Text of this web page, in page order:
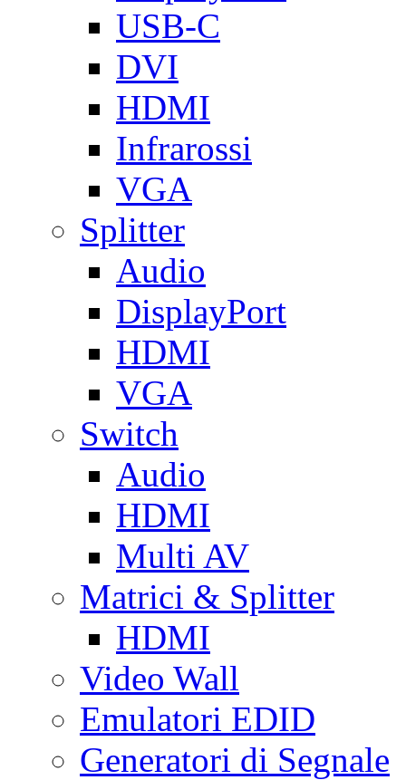
USB-C
DVI
HDMI
Infrarossi
VGA
Splitter
Audio
DisplayPort
HDMI
VGA
Switch
Audio
HDMI
Multi AV
Matrici & Splitter
HDMI
Video Wall
Emulatori EDID
Generatori di Segnale